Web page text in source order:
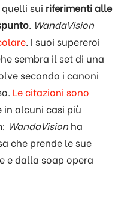
sui riferimenti alle
. WandaVision
. I suoi supereroi
sembra il set di una
secondo i canoni
Le citazioni sono
in alcuni casi più
WandaVision ha
che prende le sue
e dalla soap opera